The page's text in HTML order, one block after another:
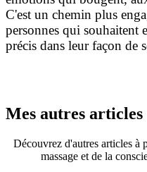
C'est un chemin plus
personnes qui souhaitent
précis dans leur façon de
Mes autres articles
Découvrez d'autres articles à
massage et de la